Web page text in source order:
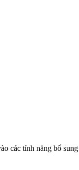
các tính năng bổ